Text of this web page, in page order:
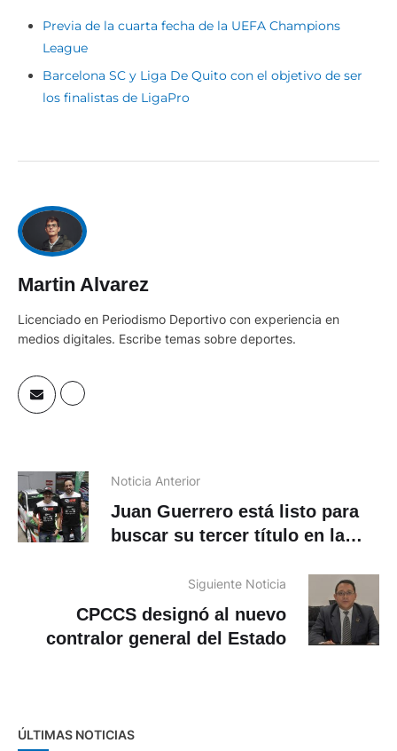
League
Barcelona SC y Liga De Quito con el objetivo de ser
los finalistas de LigaPro
Martin Alvarez
Licenciado en Periodismo Deportivo con experiencia en
medios digitales. Escribe temas sobre deportes.
Juan Guerrero está listo para
buscar su tercer título en la
Vuelta
CPCCS designó al nuevo
contralor general del Estado